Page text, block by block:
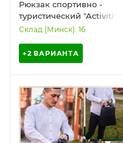
Рюкзак спортивно -
туристический "Activiti"
(30 литров) DF-HW01
Склад (Минск): 16
+2 ВАРИАНТА